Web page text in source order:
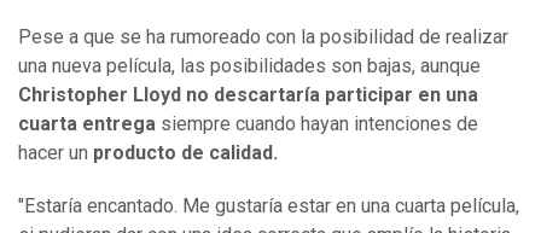
Pese a que se ha rumoreado con la posibilidad de realizar
una nueva película, las posibilidades son bajas, aunque
Christopher Lloyd no descartaría participar en una
cuarta entrega siempre cuando hayan intenciones de
hacer un producto de calidad.
"Estaría encantado. Me gustaría estar en una cuarta película,